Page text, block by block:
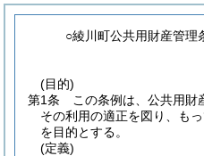
○綾川町公共用財産管理
(目的)
第1条
この条例は、公共用財
その利用の適正を図り、も
を目的とする。
(定義)